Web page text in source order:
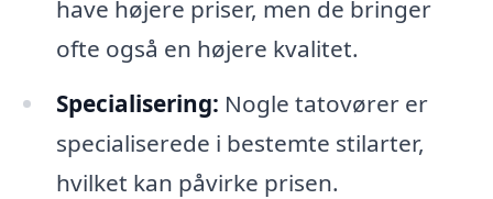
have højere priser, men de bringer
ofte også en højere kvalitet.
Specialisering: Nogle tatovører er
specialiserede i bestemte stilarter,
hvilket kan påvirke prisen.